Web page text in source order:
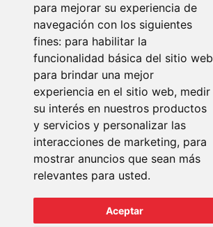
para mejorar su experiencia de
navegación con los siguientes
fines: para habilitar la
funcionalidad básica del sitio web
para brindar una mejor
experiencia en el sitio web, medir
su interés en nuestros productos
y servicios y personalizar las
interacciones de marketing, para
mostrar anuncios que sean más
relevantes para usted.
Aceptar
Plaza París, 3
07010 Palma de Mallorca
+34 971 902 011
info@mundopisos.com
Lope de Vega, 2
07013 Palma de Mallorca